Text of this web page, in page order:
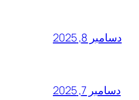
دسامبر 8, 2025
دسامبر 7, 2025